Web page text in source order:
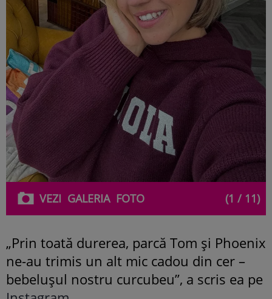
VEZI GALERIAFOTO (1 / 11)
„Prin toată durerea, parcă Tom și Phoenix
ne-au trimis un alt mic cadou din cer –
bebelușul nostru curcubeu”, a scris ea pe